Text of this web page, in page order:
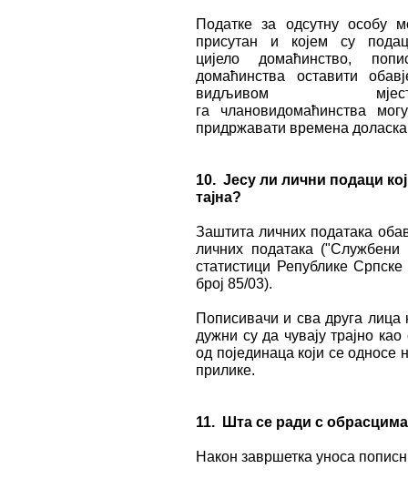
Податке за одсутну особу
присутан и којем су
цијело домаћинство,
домаћинства оставити
видљивом
га члановидомаћинства
придржавати времена доласка
10. Јесу ли лични подаци
тајна?
Заштита личних података
личних података
статистици Републике
број 85/03).
Пописивачи и сва друга лица
дужни су да чувају трајно
од појединаца који се
прилике.
11. Шта се ради с
Након завршетка уноса